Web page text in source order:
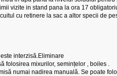
vizite in stand pana la ora 17
cu retinere la sac a altor specii de
interzisă.Eliminare
folosirea mixurilor, semințelor , boiles .
numai nadirea manuală. Se poate